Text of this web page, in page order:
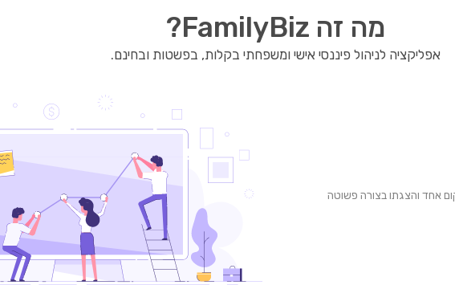
מה זה FamilyBiz?
אפליקציה לניהול פיננסי אישי ומשפחתי בקלות, בפשטות ובחינם.
אחד והצגתו בצורה פשוטה